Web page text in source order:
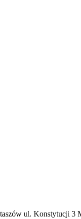
ul. Konstytucji 3